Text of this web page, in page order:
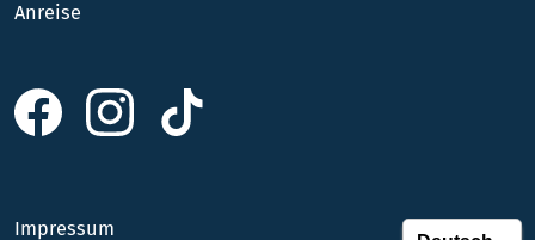
Anreise
Impressum